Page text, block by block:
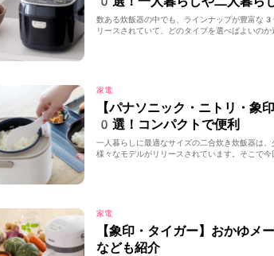
数ある炊飯器の中でも、ラインナップが豊富な
リースされていて、どのタイプを選べばよいの
家電
【パナソニック・ニトリ・
0選！コンパクトで便利
一人暮らしに最適なサイズの二合炊き炊飯器は
様々なモデルがリリースされています。そこで
家電
【象印・タイガー】おかゆ
なども紹介